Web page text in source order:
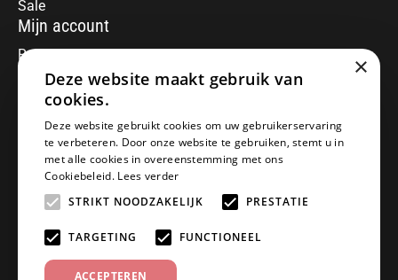
Sale
Mijn account
Registreren
Mijn bestellingen
Informatie
Over ons
Algemene voorwaarden
Disclaimer
Privacy Policy
Betaalmethoden
Retourneren
Klantenservice
×
Deze website maakt gebruik van
cookies.
Deze website gebruikt cookies om uw gebruikerservaring
te verbeteren. Door onze website te gebruiken, stemt u in
met alle cookies in overeenstemming met ons
Cookiebeleid. Lees verder
STRIKT NOODZAKELIJK
PRESTATIE
TARGETING FUNCTIONEEL
ACCEPTEREN